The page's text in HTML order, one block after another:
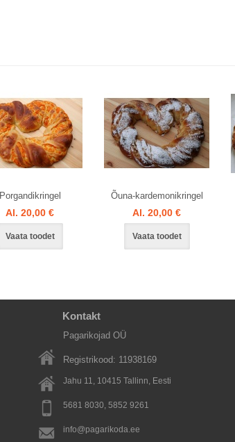
Porgandikringel
Al. 20,00 €
Vaata toodet
Õuna-kardemonikringel
Al. 20,00 €
Vaata toodet
Kontakt
Pagarikojad OÜ
Registrikood: 11938169
Jahu 11, 10415 Tallinn, Eesti
5681 8030, 5852 9261
info@pagarikoda.ee